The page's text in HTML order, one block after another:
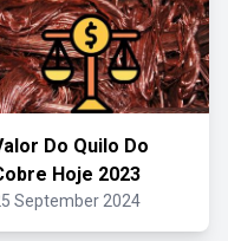
Do Quilo Do
Hoje 2023
September 2024